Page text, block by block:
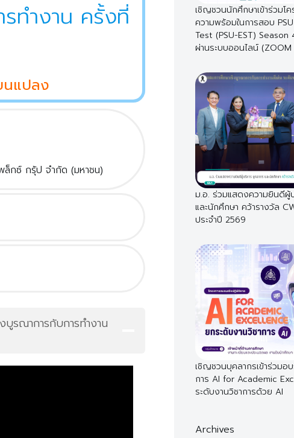
ทำงาน ครั้งที่
นแปลง
ล็กซ์ กรุ้ป จำกัด (มหาชน)
รณาการกับการทำงาน
เชิญชวนนักศึกษาเข้าร่วมโ
ความพร้อมในการสอบ
Test (PSU-EST) Season
ผ่านระบบออนไลน์
ม.อ. ร่วมแสดงความยินดีผู้
และนักศึกษา คว้ารางวัล
ประจำปี 2569
เชิญชวนบุคลากรเข้าร่วมอ
การ AI for Academic
ระดับงานวิชาการด้วย AI
Archives